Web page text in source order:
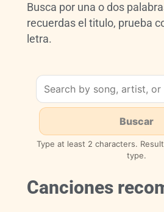
Busca por una o dos
recuerdas el titulo, prueba
letra.
Type at least 2 characters.
type.
Canciones